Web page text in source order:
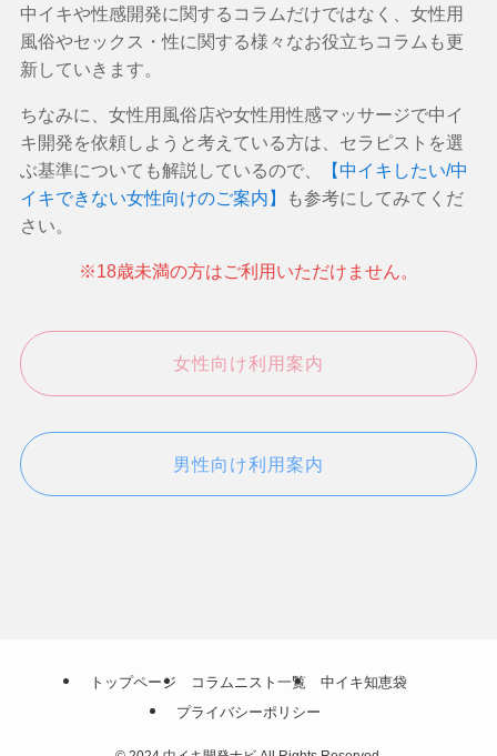
中イキや性感開発に関するコラムだけではなく、女性用
風俗やセックス・性に関する様々なお役立ちコラムも更
新していきます。
ちなみに、女性用風俗店や女性用性感マッサージで中イ
キ開発を依頼しようと考えている方は、セラピストを選
ぶ基準についても解説しているので、
【中イキしたい/中
イキできない女性向けのご案内】
も参考にしてみてくだ
さい。
※18歳未満の方はご利用いただけません。
女性向け利用案内
男性向け利用案内
トップページ コラムニスト一覧
中イキ知恵袋
プライバシーポリシー